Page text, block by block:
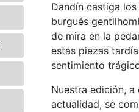
Dandín castiga
burgués
de mira en la
estas piezas
sentimiento
Nuestra edición,
actualidad, se